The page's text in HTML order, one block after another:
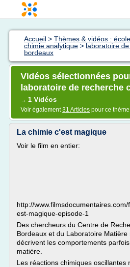
Accueil > Thèmes & vidéos :
chimie analytique > laboratoire
bordeaux
Vidéos sélectionnées
laboratoire de recherche
→ 1 Vidéos
Voir également31 Articles pour ce thème
La chimie c'est magique
Voir le film en entier:
http://
est-magique-episode-1
Des chercheurs du Centre de
Bordeaux et du Laboratoire
décrivent les comportements
matière.
Les réactions chimiques oscillantes